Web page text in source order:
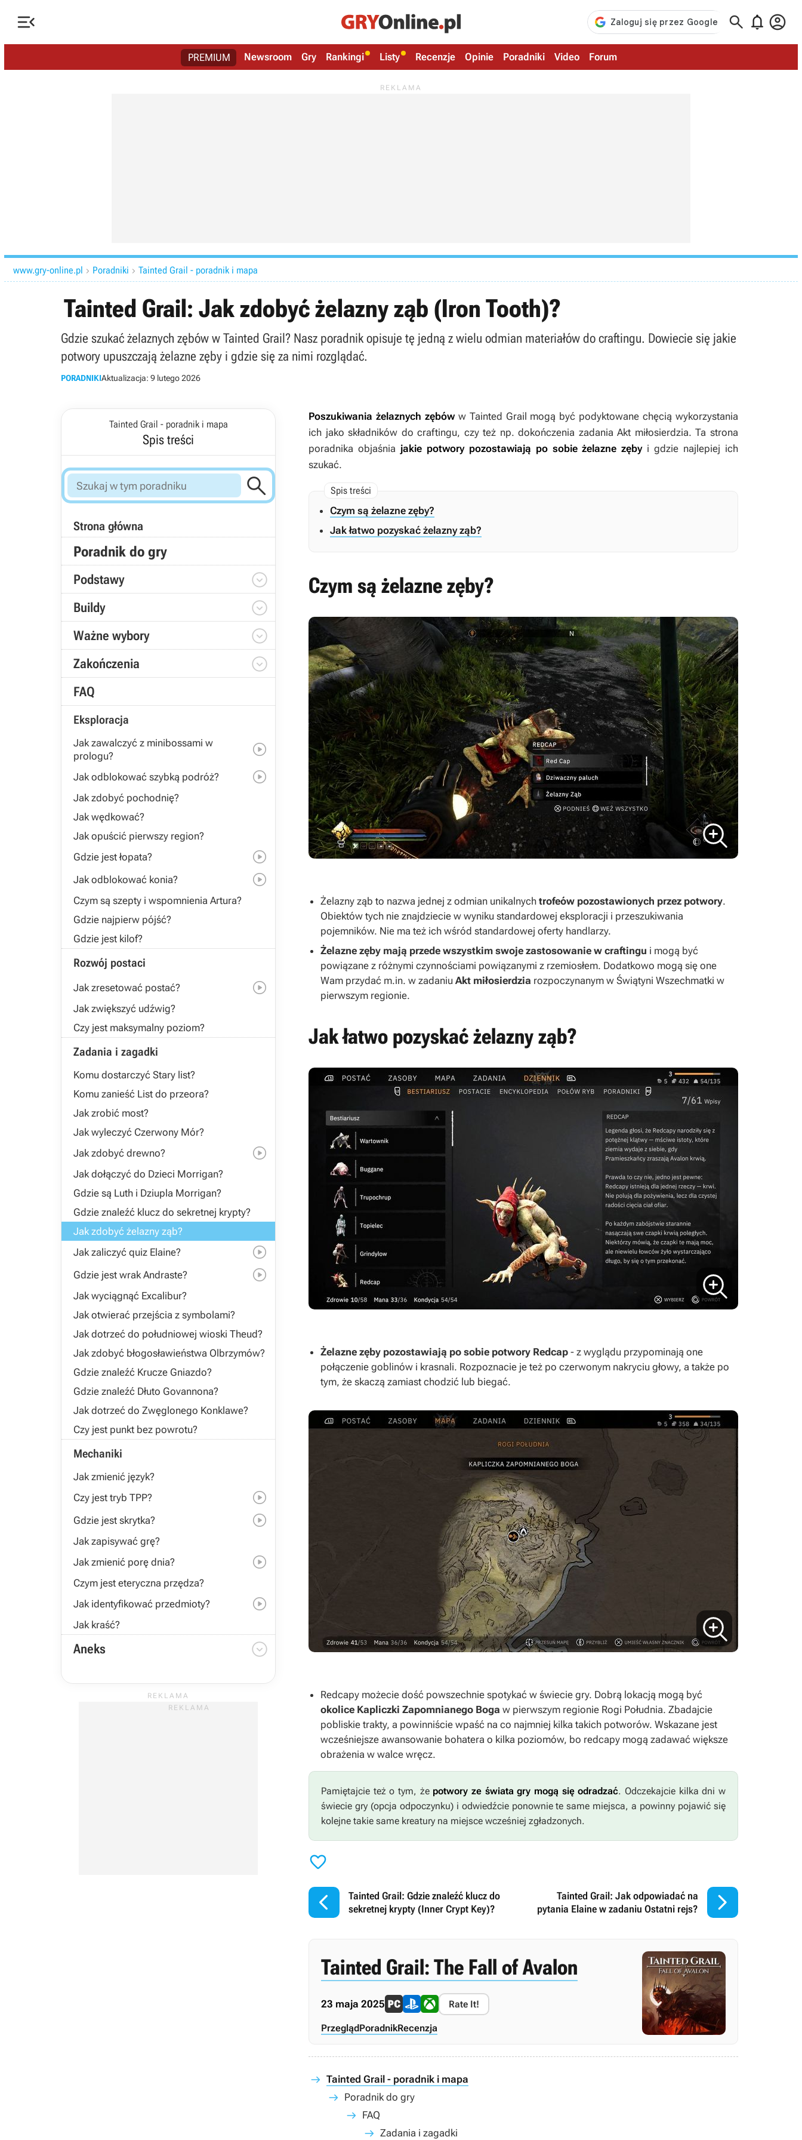
   
PREMIUM Newsroom Gry Rankingi Listy Recenzje Opinie Poradniki Video Forum
www.gry-online.pl  Poradniki  Tainted Grail - poradnik i mapa
Tainted Grail: Jak zdobyć żelazny ząb (Iron Tooth)?
Gdzie szukać żelaznych zębów w Tainted Grail? Nasz poradnik opisuje tę jedną z wielu odmian materiałów do craftingu. Dowiecie się jakie
potwory upuszczają żelazne zęby i gdzie się za nimi rozglądać.
PORADNIKIAktualizacja: 9 lutego 2026
Tainted Grail - poradnik i mapa
Spis treści

Strona główna
Poradnik do gry
Podstawy 
Buildy 
Ważne wybory 
Zakończenia 
FAQ
Eksploracja
Jak zawalczyć z minibossami w
prologu?

Jak odblokować szybką podróż? 
Jak zdobyć pochodnię?
Jak wędkować?
Jak opuścić pierwszy region?
Gdzie jest łopata?

Jak odblokować konia? 
Czym są szepty i wspomnienia Artura?
Gdzie najpierw pójść?
Gdzie jest kilof?
Rozwój postaci
Jak zresetować postać? 
Jak zwiększyć udźwig?
Czy jest maksymalny poziom?
Zadania i zagadki
Komu dostarczyć Stary list?
Komu zanieść List do przeora?
Jak zrobić most?
Jak wyleczyć Czerwony Mór?
Jak zdobyć drewno?

Jak dołączyć do Dzieci Morrigan?
Gdzie są Luth i Dziupla Morrigan?
Gdzie znaleźć klucz do sekretnej krypty?
Jak zdobyć żelazny ząb?
Jak zaliczyć quiz Elaine?

Gdzie jest wrak Andraste? 
Jak wyciągnąć Excalibur?
Jak otwierać przejścia z symbolami?
Jak dotrzeć do południowej wioski Theud?
Jak zdobyć błogosławieństwa Olbrzymów?
Gdzie znaleźć Krucze Gniazdo?
Gdzie znaleźć Dłuto Govannona?
Jak dotrzeć do Zwęglonego Konklawe?
Czy jest punkt bez powrotu?
Mechaniki
Jak zmienić język?
Czy jest tryb TPP?

Gdzie jest skrytka? 
Jak zapisywać grę?
Jak zmienić porę dnia?

Czym jest eteryczna przędza?
Jak identyfikować przedmioty?

Jak kraść?
Aneks 
Poszukiwania żelaznych zębów w Tainted Grail mogą być podyktowane chęcią wykorzystania
ich jako składników do craftingu, czy też np. dokończenia zadaniaAkt miłosierdzia. Ta strona
poradnika objaśnia jakie potwory pozostawiają po sobie żelazne zęby i gdzie najlepiej ich
szukać.
Czym są żelazne zęby?
Jak łatwo pozyskać żelazny ząb?
Czym są żelazne zęby?
Żelazny ząb to nazwa jednej z odmian unikalnych trofeów pozostawionych przez potwory.
Obiektów tych nie znajdziecie w wyniku standardowej eksploracji i przeszukiwania
pojemników. Nie ma też ich wśród standardowej oferty handlarzy.
Żelazne zęby mają przede wszystkim swoje zastosowanie w craftingu i mogą być
powiązane z różnymi czynnościami powiązanymi z rzemiosłem. Dodatkowo mogą się one
Wam przydać m.in. w zadaniu Akt miłosierdzia rozpoczynanym w Świątyni Wszechmatki w
pierwszym regionie.
Jak łatwo pozyskać żelazny ząb?
Żelazne zęby pozostawiają po sobie potwory Redcap - z wyglądu przypominają one
połączenie goblinów i krasnali. Rozpoznacie je też po czerwonym nakryciu głowy, a także po
tym, że skaczą zamiast chodzić lub biegać.
Redcapy możecie dość powszechnie spotykać w świecie gry. Dobrą lokacją mogą być
okolice Kapliczki Zapomnianego Boga w pierwszym regionie Rogi Południa. Zbadajcie
pobliskie trakty, a powinniście wpaść na co najmniej kilka takich potworów. Wskazane jest
wcześniejsze awansowanie bohatera o kilka poziomów, bo redcapy mogą zadawać większe
obrażenia w walce wręcz.
Pamiętajcie też o tym, że potwory ze świata gry mogą się odradzać. Odczekajcie kilka dni w
świecie gry (opcja odpoczynku) i odwiedźcie ponownie te same miejsca, a powinny pojawić się
kolejne takie same kreatury na miejsce wcześniej zgładzonych.


Tainted Grail: Gdzie znaleźć klucz do
sekretnej krypty (Inner Crypt Key)?
Tainted Grail: Jak odpowiadać na
pytania Elaine w zadaniu Ostatni rejs?

Tainted Grail: The Fall of Avalon
23 maja 2025 Rate It!
PrzeglądPoradnikRecenzja
Tainted Grail - poradnik i mapa
Poradnik do gry
FAQ
Zadania i zagadki